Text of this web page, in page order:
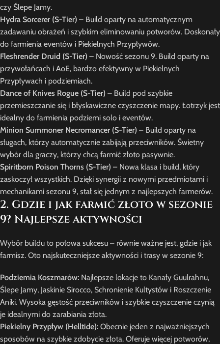
czy Ślepe Jamy.
Hydra Sorcerer (S-Tier) – Build oparty na automatycznym
zadawaniu obrażeń i szybkim eliminowaniu potworów. Doskonały
do farmienia eventów i Piekielnych Przypływów.
Fleshrender Druid (S-Tier) – Nowość sezonu 9. Build oparty na
przywołańcach i AoE, bardzo efektywny w Piekielnych
Przypływach i podziemiach.
Dance of Knives Rogue (S-Tier) – Build pod szybkie
przemieszczanie się i błyskawiczne czyszczenie mapy. Łotrzyk jest
idealny do farmienia podziemi solo i eventów.
Minion Summoner Necromancer (S-Tier) – Build oparty na
sługach, którzy automatycznie zabijają przeciwników. Świetny
wybór dla graczy, którzy chcą farmić złoto pasywnie.
Spiritborn Poison Thorns (S-Tier) – Nowa klasa i build, który
zaskoczył wszystkich. Dzięki synergii z nowymi przedmiotami i
mechanikami sezonu 9, stał się jednym z najlepszych farmerów.
2. Gdzie i jak farmić złoto w sezonie
9? Najlepsze aktywności
Wybór buildu to połowa sukcesu – równie ważne jest, gdzie i jak
farmisz. Oto najskuteczniejsze aktywności i trasy w sezonie 9:
Podziemia Koszmarów: Najlepsze lokacje to Kanały Guulrahnu,
Ślepe Jamy, Jaskinie Sirocco, Schronienie Kultystów i Roszczenie
Aniki. Wysoka gęstość przeciwników i szybkie czyszczenie czynią
je idealnymi do zarabiania złota.
Piekielny Przypływ (Helltide): Obecnie jeden z najważniejszych
sposobów na szybkie zdobycie złota. Oferuje więcej potworów,